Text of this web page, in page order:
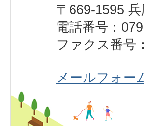
〒669-1595
電話番号：
ファクス番号
メールフォー